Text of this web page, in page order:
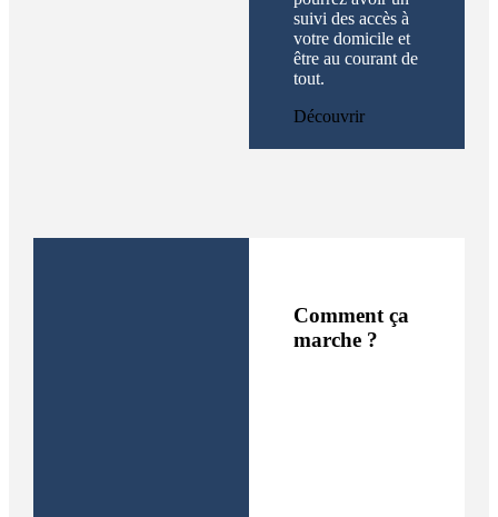
suivi des accès à
votre domicile et
être au courant de
tout.
Découvrir
Comment ça
marche ?